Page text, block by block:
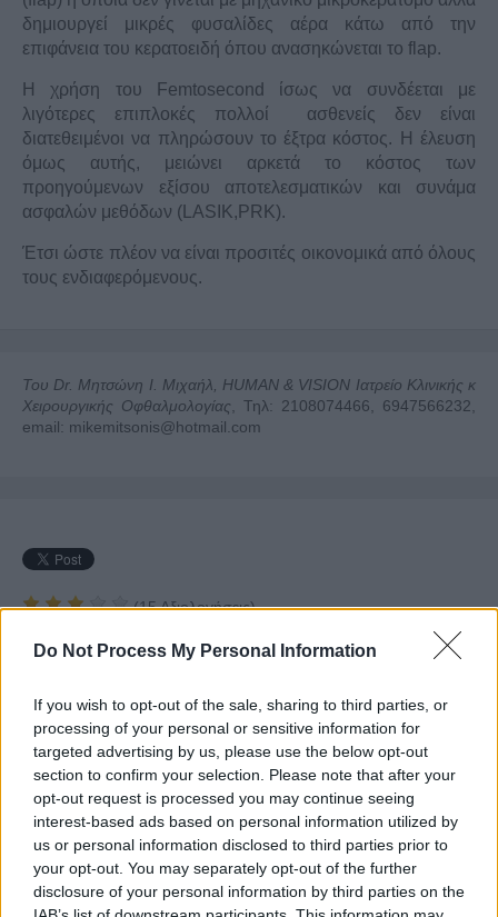
Do Not Process My Personal Information
If you wish to opt-out of the sale, sharing to third parties, or
processing of your personal or sensitive information for
targeted advertising by us, please use the below opt-out
section to confirm your selection. Please note that after your
opt-out request is processed you may continue seeing
interest-based ads based on personal information utilized by
us or personal information disclosed to third parties prior to
your opt-out. You may separately opt-out of the further
disclosure of your personal information by third parties on the
δημιουργεί μικρές φυσαλίδες αέρα κάτω από την
επιφάνεια του κερατοειδή όπου ανασηκώνεται το flap.
Η χρήση του Femtosecond ίσως να συνδέεται με
λιγότερες επιπλοκές πολλοί ασθενείς δεν είναι
διατεθειμένοι να πληρώσουν το έξτρα κόστος. Η έλευση
όμως αυτής, μειώνει αρκετά το κόστος των
προηγούμενων εξίσου αποτελεσματικών και συνάμα
ασφαλών μεθόδων (LASIK,PRK).
Έτσι ώστε πλέον να είναι προσιτές οικονομικά από όλους
τους ενδιαφερόμενους.
Του Dr. Μητσώνη Ι. Μιχαήλ, HUMAN & VISION Ιατρείο Κλινικής κ
Χειρουργικής Οφθαλμολογίας, Τηλ: 2108074466, 6947566232,
email: mikemitsonis@hotmail.com
(15Αξιολογήσεις)
Αυτοκίνητο
Υγεία
Αγγειοχειρουργοί
Ακτινολόγοι - Ραδιολόγοι
Αλλεργιολόγοι
Αναπηρικά & Ορθοπαιδικά Είδη